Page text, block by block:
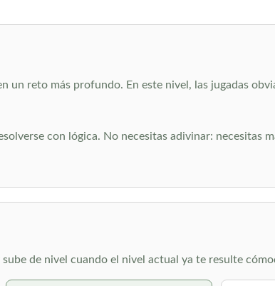
reto más profundo. En este nivel, las jugadas
con lógica. No necesitas adivinar: necesitas
de nivel cuando el nivel actual ya te resulte